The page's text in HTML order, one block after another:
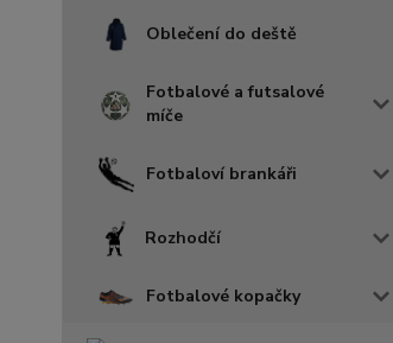
Oblečení do deště
Fotbalové a futsalové
míče
Fotbaloví brankáři
Rozhodčí
Fotbalové kopačky